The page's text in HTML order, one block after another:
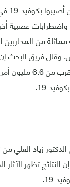
عصبية
من المحاربين
وقال فريق البحث
ربطها بإصابة ما
19.
الدكتور زياد العلي
تظهر الآثار
19.